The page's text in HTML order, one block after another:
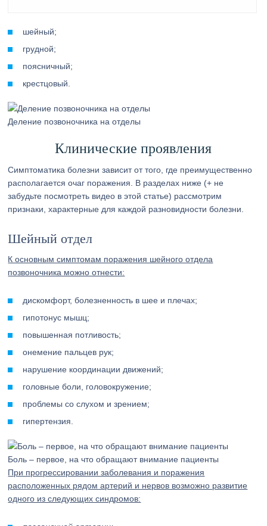
шейный;
грудной;
поясничный;
крестцовый.
Деление позвоночника на отделы
Клинические проявления
Симптоматика болезни зависит от того, где преимущественно
располагается очаг поражения. В разделах ниже (+ не
забудьте посмотреть видео в этой статье) рассмотрим
признаки, характерные для каждой разновидности болезни.
Шейный отдел
К основным симптомам поражения шейного отдела
позвоночника можно отнести:
дискомфорт, болезненность в шее и плечах;
гипотонус мышц;
повышенная потливость;
онемение пальцев рук;
нарушение координации движений;
головные боли, головокружение;
проблемы со слухом и зрением;
гипертензия.
Боль – первое, на что обращают внимание пациенты
При прогрессировании заболевания и поражения
расположенных рядом артерий и нервов возможно развитие
одного из следующих синдромов: